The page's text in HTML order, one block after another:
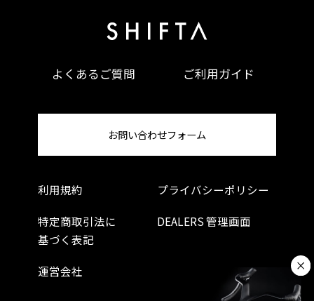
よくあるご質問 ご利用ガイド
利用規約 プライバシーポリシー
特定商取引法に
基づく表記
DEALERS 管理画面
運営会社
お問い合わせフォーム